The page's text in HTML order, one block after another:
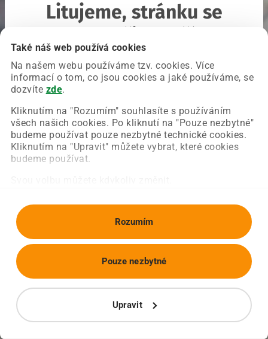
Také náš web používá cookies
Na našem webu používáme tzv. cookies. Více
informací o tom, co jsou cookies a jaké používáme, se
dozvíte zde.
Kliknutím na "Rozumím" souhlasíte s používáním
všech našich cookies. Po kliknutí na "Pouze nezbytné"
budeme používat pouze nezbytné technické cookies.
Kliknutím na "Upravit" můžete vybrat, které cookies
budeme používat.
Rozumím
Upravit
Pouze nezbytné
Litujeme, stránku se
Chyba nastala na naší straně a už ji opravujeme.
Zkuste prosím znovu načíst požadovanou stránku.
Obnovit stránku Úvodní strana